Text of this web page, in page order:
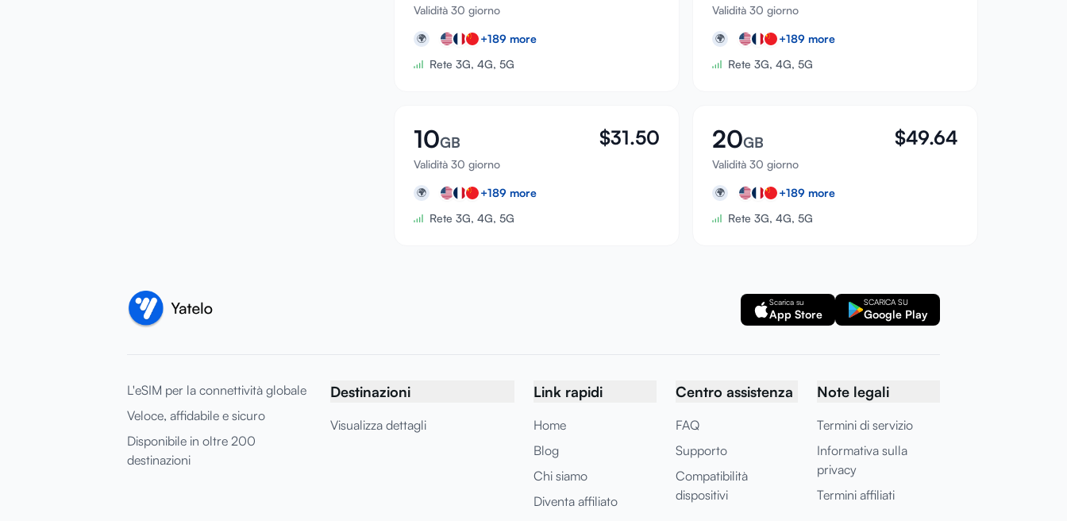
Validità 30 giorno
🌍 +189 more
Rete 3G, 4G, 5G
Validità 30 giorno
🌍 +189 more
Rete 3G, 4G, 5G
10GB
Validità 30 giorno
$31.50
🌍 +189 more
Rete 3G, 4G, 5G
20GB
Validità 30 giorno
$49.64
🌍 +189 more
Rete 3G, 4G, 5G
Scarica su
App Store
SCARICA SU
Google Play
L'eSIM per la connettività globale
Veloce, affidabile e sicuro
Disponibile in oltre 200
destinazioni
Destinazioni
Visualizza dettagli
Link rapidi
Home
Blog
Chi siamo
Diventa affiliato
Centro assistenza
FAQ
Supporto
Compatibilità
dispositivi
Note legali
Termini di servizio
Informativa sulla
privacy
Termini affiliati